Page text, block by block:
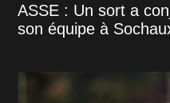
ASSE : Un sort a
son équipe à